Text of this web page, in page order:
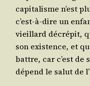
capi­ta­lisme n’est
c’est-à-dire un
vieillard décré­pit,
son exis­tence, et
battre, car c’est de
dépend le salut de